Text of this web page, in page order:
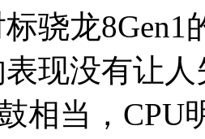
骁龙8Gen1
现没有让
相当，